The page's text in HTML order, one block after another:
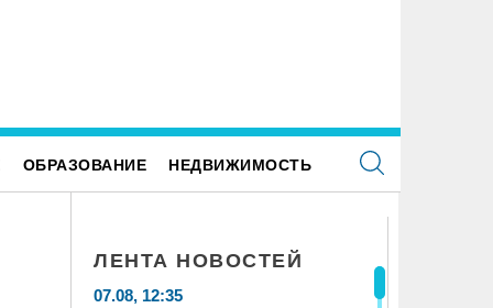
ОБРАЗОВАНИЕ НЕДВИЖИМОСТЬ
ЛЕНТА НОВОСТЕЙ
07.08, 12:35